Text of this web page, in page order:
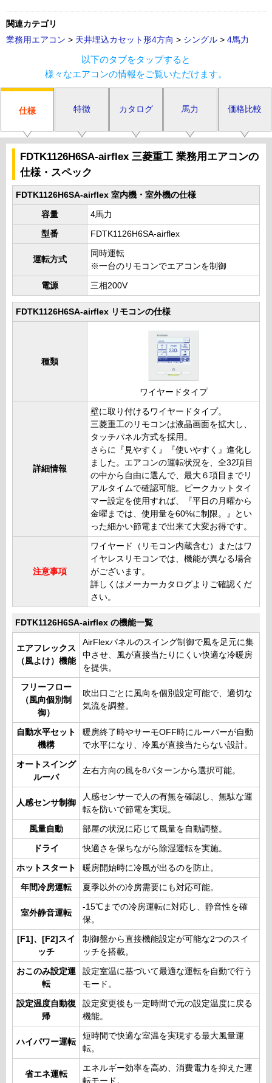
関連カテゴリ
業務用エアコン > 天井埋込カセット形4方向 > シングル > 4馬力
以下のタブをタップすると
様々なエアコンの情報をご覧いただけます。
仕様 特徴 カタログ 馬力 価格比較
FDTK1126H6SA-airflex 三菱重工 業務用エアコンの
仕様・スペック
FDTK1126H6SA-airflex 室内機・室外機の仕様
容量 4馬力
型番 FDTK1126H6SA-airflex
運転方式
同時運転
※一台のリモコンでエアコンを制御
電源 三相200V
FDTK1126H6SA-airflex リモコンの仕様
種類
ワイヤードタイプ
詳細情報
壁に取り付けるワイヤードタイプ。
三菱重工のリモコンは液晶画面を拡大し、
タッチパネル方式を採用。
さらに『見やすく』『使いやすく』進化し
ました。エアコンの運転状況を、全32項目
の中から自由に選んで、最大６項目までリ
アルタイムで確認可能。ピークカットタイ
マー設定を使用すれば、『平日の月曜から
金曜までは、使用量を60%に制限。』とい
った細かい節電まで出来て大変お得です。
注意事項
ワイヤード（リモコン内蔵含む）またはワ
イヤレスリモコンでは、機能が異なる場合
がございます。
詳しくはメーカーカタログよりご確認くだ
さい。
FDTK1126H6SA-airflex の機能一覧
エアフレックス
（風よけ）機能
AirFlexパネルのスイング制御で風を足元に集
中させ、風が直接当たりにくい快適な冷暖房
を提供。
フリーフロー
（風向個別制
御）
吹出口ごとに風向を個別設定可能で、適切な
気流を調整。
自動水平セット
機構
暖房終了時やサーモOFF時にルーバーが自動
で水平になり、冷風が直接当たらない設計。
オートスイング
ルーバ
左右方向の風を8パターンから選択可能。
人感センサ制御
人感センサーで人の有無を確認し、無駄な運
転を防いで節電を実現。
風量自動 部屋の状況に応じて風量を自動調整。
ドライ 快適さを保ちながら除湿運転を実施。
ホットスタート 暖房開始時に冷風が出るのを防止。
年間冷房運転 夏季以外の冷房需要にも対応可能。
室外静音運転
-15℃までの冷房運転に対応し、静音性を確
保。
[F1]、[F2]スイ
ッチ
制御盤から直接機能設定が可能な2つのスイ
ッチを搭載。
おこのみ設定運
転
設定室温に基づいて最適な運転を自動で行う
モード。
設定温度自動復
帰
設定変更後も一定時間で元の設定温度に戻る
機能。
ハイパワー運転
短時間で快適な室温を実現する最大風量運
転。
省エネ運転
エネルギー効率を高め、消費電力を抑えた運
転モード。